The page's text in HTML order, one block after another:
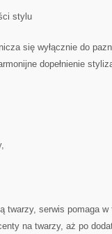
stylu
się wyłącznie do
dopełnienie
twarzy, serwis pomaga
na twarzy, aż po